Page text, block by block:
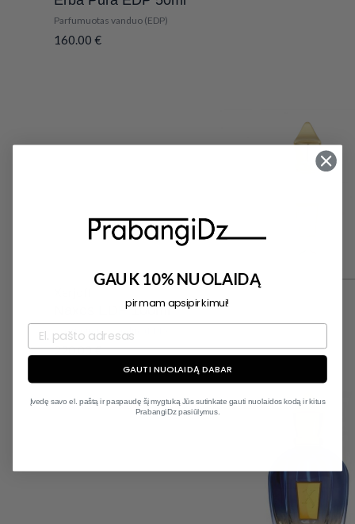
Parfumuotas vanduo (EDP)
160.00 €
Naxos EDP 100ml
Parfumuotas vanduo (EDP)
220.00€
GAUK 10% NUOLAIDĄ
pirmam apsipirkimui!
GAUTI NUOLAIDĄ DABAR
Įvedę savo el. paštą ir paspaudę šį mygtuką Jūs sutinkate gauti nuolaidos kodą ir kitus
PrabangiDz pasiūlymus.